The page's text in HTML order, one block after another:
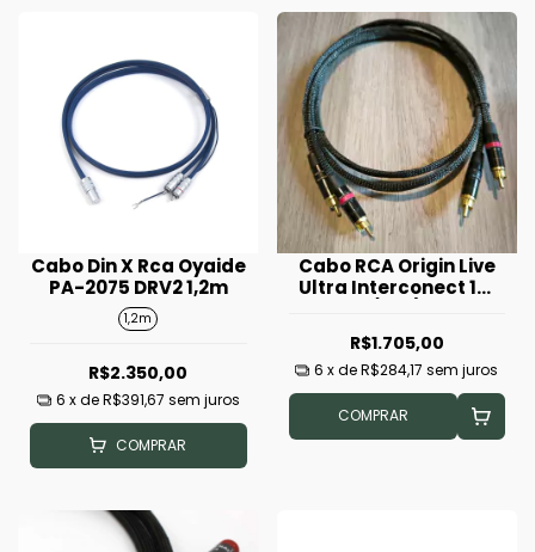
Cabo Din X Rca Oyaide
PA-2075 DRV2 1,2m
1,2m
R$2.350,00
6 x deR$391,67 sem juros
COMPRAR
Cabo RCA Origin Live
Ultra Interconect 1m
R$1.705,00
6 x deR$284,17 sem juros
COMPRAR